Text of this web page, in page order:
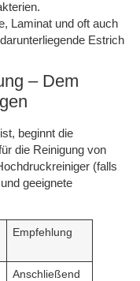
Laminat und oft auch
Estrich
– Dem
beginnt die
die Reinigung von
(falls
geeignete
Empfehlung
Anschließend